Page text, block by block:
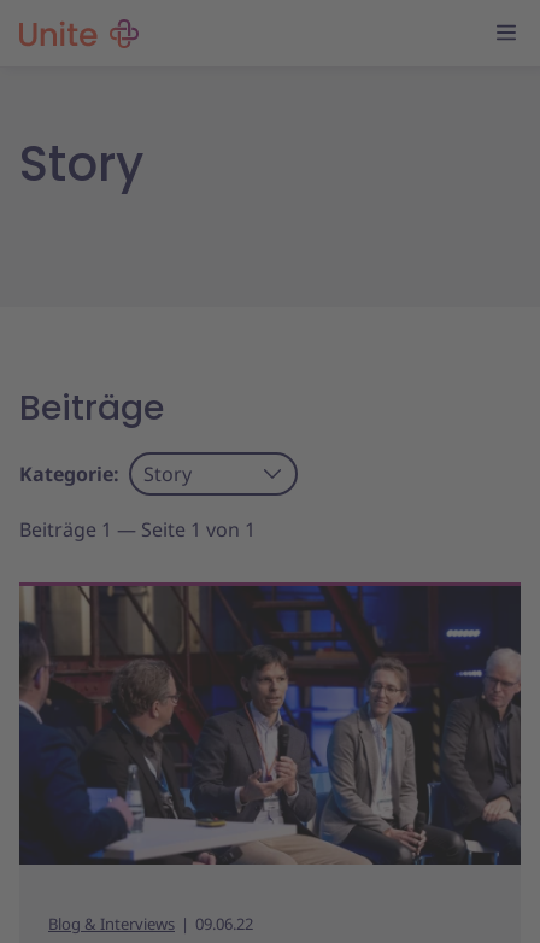
Story
Beiträge
Kategorie: Story
Beiträge 1 — Seite 1 von 1
Blog & Interviews 09.06.22